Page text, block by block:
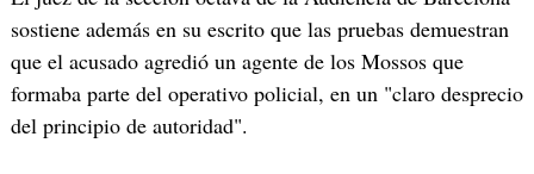
sostiene además en su escrito que las pruebas demuestran
que el acusado agredió un agente de los Mossos que
formaba parte del operativo policial, en un "claro desprecio
del principio de autoridad".